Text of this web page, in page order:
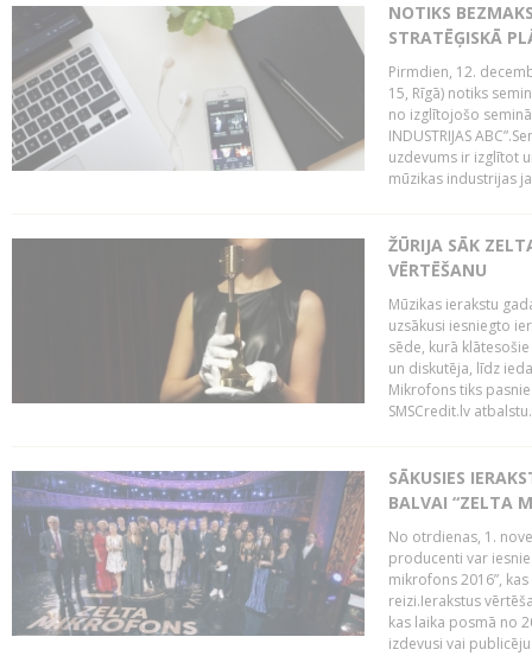
NOTIKS
STRATĒĢISKĀ
Pirmdien, 12.
15, Rīgā) notiks
no izglītojošo
INDUSTRIJAS
uzdevums ir izglītot
mūzikas industrijas
ŽŪRIJA SĀK
VĒRTĒŠANU
Mūzikas ierakstu
uzsākusi iesniegto
sēde, kurā
un diskutēja, līdz
Mikrofons tiks
SMSCredit.lv
SĀKUSIES
BALVAI “ZELTA
No otrdienas, 1.
producenti var
mikrofons 2016”,
reizi.Ierakstus
kas laika posmā no
izdevusi vai